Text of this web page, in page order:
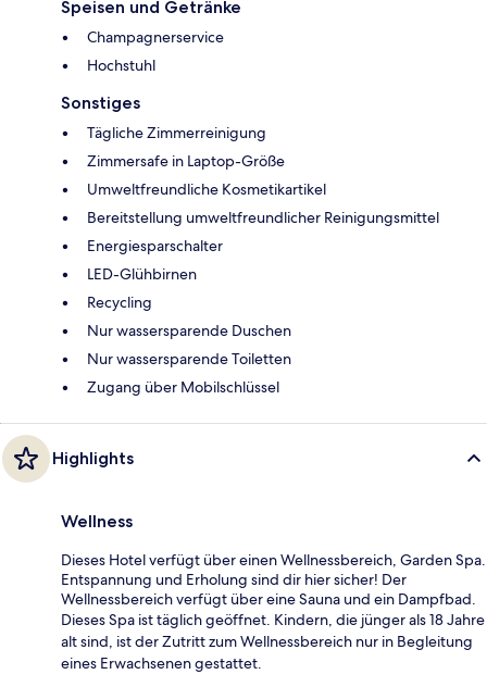
Speisen und Getränke
Champagnerservice
Hochstuhl
Sonstiges
Tägliche Zimmerreinigung
Zimmersafe in Laptop-Größe
Umweltfreundliche Kosmetikartikel
Bereitstellung umweltfreundlicher Reinigungsmittel
Energiesparschalter
LED-Glühbirnen
Recycling
Nur wassersparende Duschen
Nur wassersparende Toiletten
Zugang über Mobilschlüssel
Highlights
Wellness
Dieses Hotel verfügt über einen Wellnessbereich, Garden Spa.
Entspannung und Erholung sind dir hier sicher! Der
Wellnessbereich verfügt über eine Sauna und ein Dampfbad.
Dieses Spa ist täglich geöffnet. Kindern, die jünger als 18 Jahre
alt sind, ist der Zutritt zum Wellnessbereich nur in Begleitung
eines Erwachsenen gestattet.